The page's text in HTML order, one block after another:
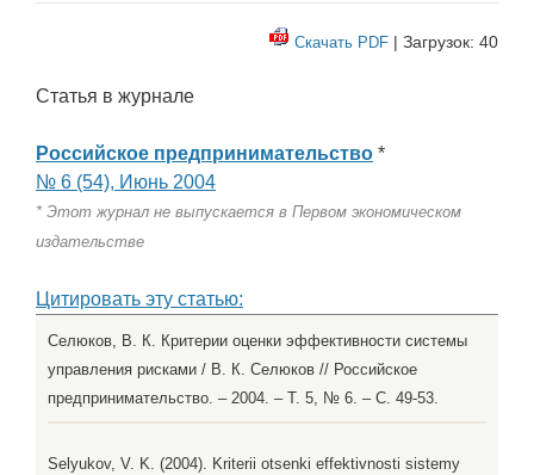
Скачать PDF | Загрузок: 40
Статья в журнале
Российское предпринимательство *
№ 6 (54), Июнь 2004
* Этот журнал не выпускается в Первом экономическом
издательстве
Цитировать эту статью:
Селюков, В. К. Критерии оценки эффективности системы
управления рисками / В. К. Селюков // Российское
предпринимательство. – 2004. – Т. 5, № 6. – С. 49-53.
Selyukov, V. K. (2004). Kriterii otsenki effektivnosti sistemy